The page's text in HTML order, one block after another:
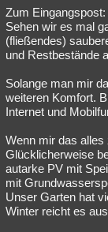
Zum Eingangspost:
Sehen wir es mal
(fließendes)
und Restbestände
Solange man mir
weiteren Komfort.
Internet und
Wenn mir das alles
Glücklicherweise
autarke PV mit
mit
Unser Garten hat
Winter reicht es